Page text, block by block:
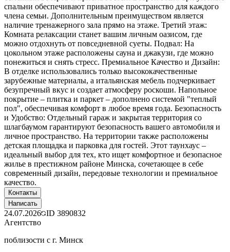
спальни обеспечивают приватное пространство для каждого
члена семьи. Дополнительным преимуществом является
наличие тренажерного зала прямо на этаже. Третий этаж:
Комната релаксации станет вашим личным оазисом, где
можно отдохнуть от повседневной суеты. Подвал: На
цокольном этаже расположены сауна и джакузи, где можно
понежиться и снять стресс. Премиальное Качество и Дизайн:
В отделке использовались только высококачественные
зарубежные материалы, а итальянская мебель подчеркивает
безупречный вкус и создает атмосферу роскоши. Напольное
покрытие – плитка и паркет – дополнено системой "теплый
пол", обеспечивая комфорт в любое время года. Безопасность
и Удобство: Отдельный гараж и закрытая территория со
шлагбаумом гарантируют безопасность вашего автомобиля и
личное пространство. На территории также расположены
детская площадка и парковка для гостей. Этот таунхаус –
идеальный выбор для тех, кто ищет комфортное и безопасное
жилье в престижном районе Минска, сочетающее в себе
современный дизайн, передовые технологии и премиальное
качество.
Контакты
Написать
24.07.2026 ID 3890832
Агентство
поблизости с г. Минск